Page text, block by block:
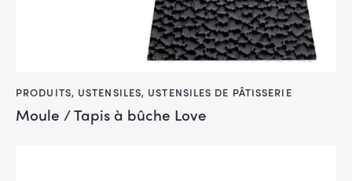
PRODUITS, USTENSILES, USTENSILES DE PÂTISSERIE
Moule / Tapis à bûche Love